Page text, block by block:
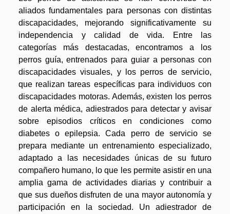
aliados fundamentales para personas con distintas
discapacidades, mejorando significativamente su
independencia y calidad de vida. Entre las
categorías más destacadas, encontramos a los
perros guía, entrenados para guiar a personas con
discapacidades visuales, y los perros de servicio,
que realizan tareas específicas para individuos con
discapacidades motoras. Además, existen los perros
de alerta médica, adiestrados para detectar y avisar
sobre episodios críticos en condiciones como
diabetes o epilepsia. Cada perro de servicio se
prepara mediante un entrenamiento especializado,
adaptado a las necesidades únicas de su futuro
compañero humano, lo que les permite asistir en una
amplia gama de actividades diarias y contribuir a
que sus dueños disfruten de una mayor autonomía y
participación en la sociedad. Un adiestrador de